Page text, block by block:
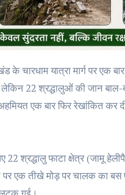
के चारधाम यात्रा मार्ग पर एक
22 श्रद्धालुओं की जान बाल-
एक बार फिर रेखांकित कर
22 श्रद्धालु फाटा क्षेत्र (जामू
पर एक तीखे मोड़ पर चालक का